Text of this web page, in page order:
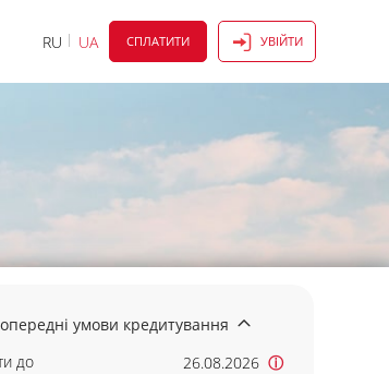
RU UA СПЛАТИТИ УВІЙТИ
умови кредитування
до
26.08.2026 ⓘ